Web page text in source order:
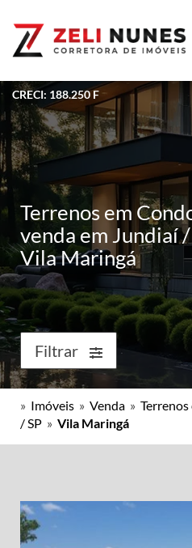
CRECI: 188.250 F
Terrenos em
venda em Jundiaí
Vila Maringá
Filtrar
» Imóveis » Venda »
/ SP » Vila Maringá